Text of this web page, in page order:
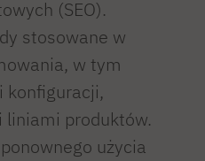
(SEO).
stosowane w
w tym
konfiguracji,
produktów.
użycia